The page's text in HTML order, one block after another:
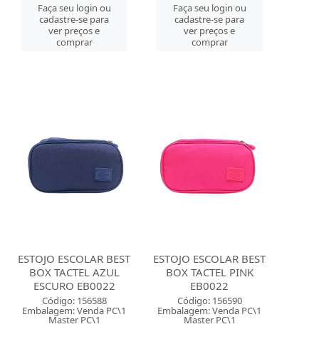
Faça seu login ou
cadastre-se para
ver preços e
comprar
Faça seu login ou
cadastre-se para
ver preços e
comprar
ESTOJO ESCOLAR BEST
BOX TACTEL AZUL
ESCURO EB0022
Código: 156588
Embalagem: Venda PC\1
Master PC\1
ESTOJO ESCOLAR BEST
BOX TACTEL PINK
EB0022
Código: 156590
Embalagem: Venda PC\1
Master PC\1